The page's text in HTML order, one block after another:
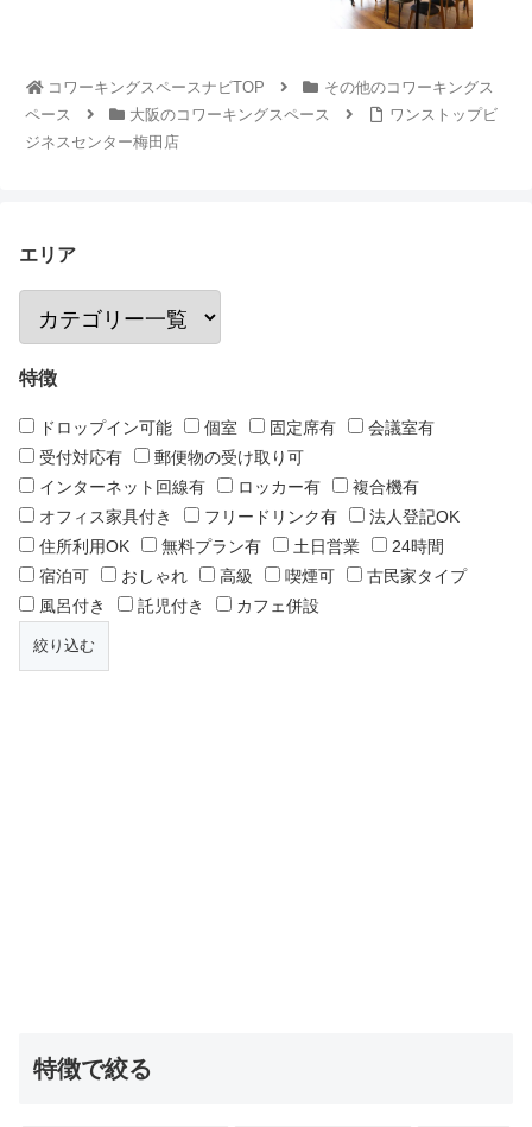
コワーキングスペースナビTOP
その他のコワーキングス
ペース
大阪のコワーキングスペース
ワンストップビ
ジネスセンター梅田店
エリア
特徴
ドロップイン可能 個室 固定席有
会議室有
受付対応有
郵便物の受け取り可
インターネット回線有
ロッカー有
複合機有
オフィス家具付き
フリードリンク有
法人登記OK
住所利用OK
無料プラン有 土日営業
24時間
宿泊可
おしゃれ 高級 喫煙可
古民家タイプ
風呂付き
託児付き カフェ併設
特徴で絞る